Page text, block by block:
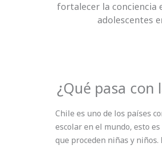
fortalecer la conciencia
adolescentes
¿Qué pasa con
Chile es uno de los países
escolar en el mundo, esto
que proceden niñas y